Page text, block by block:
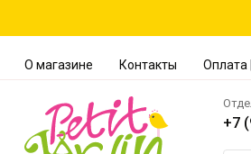
О магазине Контакты Оплата
+7